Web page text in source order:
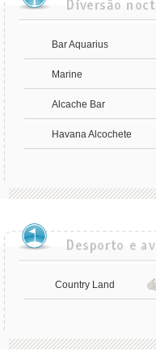
Bar Aquarius
Marine
Alcache Bar
Havana Alcochete
Country Land